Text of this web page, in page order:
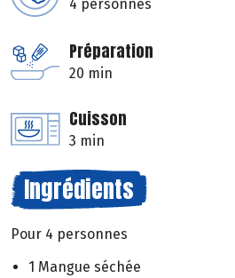
4 personnes
Préparation
20 min
Cuisson
3 min
Ingrédients
Pour 4 personnes
1 Mangue séchée